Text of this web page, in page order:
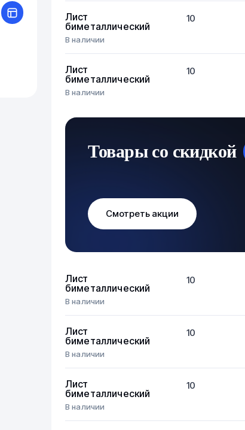
Лист
биметаллический
В наличии
10
Лист
биметаллический
В наличии
10
Товары со скидкой
Смотреть акции
Лист
биметаллический
В наличии
10
Лист
биметаллический
В наличии
10
Лист
биметаллический
В наличии
10